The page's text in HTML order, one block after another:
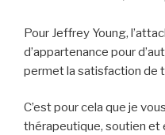
Pour Jeffrey Young,
d’appartenance pour
permet la satisfaction de
C’est pour cela que je
thérapeutique, soutien et